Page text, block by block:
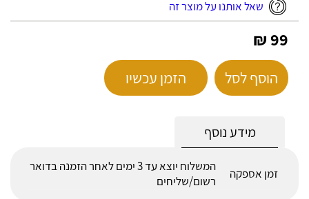
שאל אותנו על מוצר זה
99 ₪
הוסף לסל הזמן עכשיו
מידע נוסף
זמן אספקה
המשלוח יוצא עד 3 ימים לאחר הזמנה בדואר
רשום/שליחים